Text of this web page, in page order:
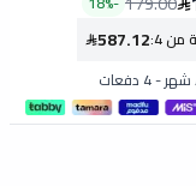
4
:
587.12
شهر-4 دفعات